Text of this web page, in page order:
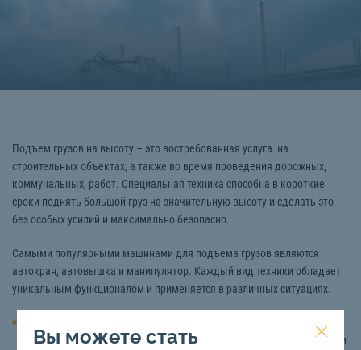
Подъем грузов на высоту – это востребованная услуга на
строительных объектах, а также во время проведения дорожных,
коммунальных, работ. Специальная техника способна в короткие
сроки поднять большой груз на значительную высоту и сделать это
без особых усилий и максимально безопасно.
Самыми популярными машинами для подъема грузов являются
автокран, автовышка и манипулятор. Каждый вид техники обладает
уникальным функционалом и применяется в различных ситуациях.
являются, пожалуй, наиболее востребованными
при необходимости подъема тяжелых грузов. Данный вид техники
Вы можете стать